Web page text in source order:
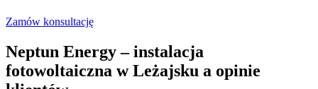
Zamów konsultację
Neptun Energy – instalacja
fotowoltaiczna w Leżajsku a opinie